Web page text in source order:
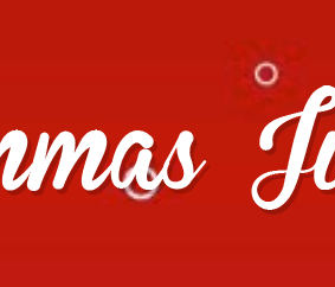
julklappstips, julkalendrar,